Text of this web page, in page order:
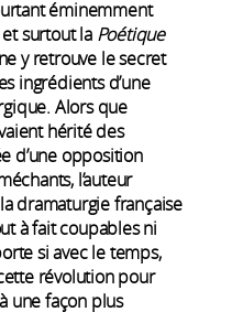
éminemment
surtout la Poétique
y retrouve le secret
ingrédients d’une
Alors que
hérité des
d’une opposition
l’auteur
dramaturgie française
à fait coupables ni
si avec le temps,
révolution pour
une façon plus